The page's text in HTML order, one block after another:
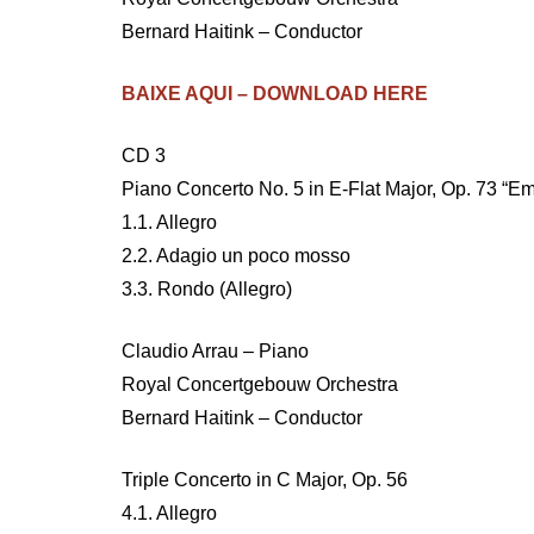
Bernard Haitink – Conductor
BAIXE AQUI – DOWNLOAD HERE
CD 3
Piano Concerto No. 5 in E-Flat Major, Op. 73
1.1. Allegro
2.2. Adagio un poco mosso
3.3. Rondo (Allegro)
Claudio Arrau – Piano
Royal Concertgebouw Orchestra
Bernard Haitink – Conductor
Triple Concerto in C Major, Op. 56
4.1. Allegro